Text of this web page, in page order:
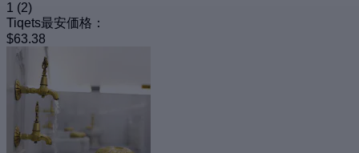
1 (2)
Tiqets最安価格：
$63.38